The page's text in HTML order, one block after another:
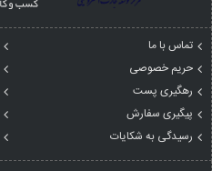
تماس با ما
حریم خصوصی
رهگیری پست
پیگیری سفارش
رسیدگی به شکایات